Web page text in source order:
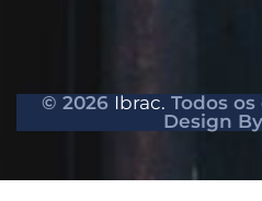
© 2026 Ibrac. Todos
Design